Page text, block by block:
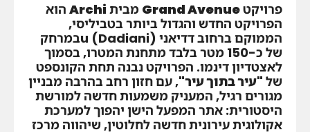
פרויקטGrand Avenue מבית Archi הוא
הפרויקט החדש והגדול ביותר בטביליסי,
הממוקם ברחוב דדיאני (Dadiani) uבמרחק
של כ-150 מטר בלבד מתחנת המטרו, בסמוך
לאצטדיון דינמו. הפרויקט נבנה תחת הקונספט
של "עיר בתוך עיר", עם חזון רחב בהרבה מבניין
מגורים רגיל, המעניק משמעות חדשה למורשת
היסטורית: אתר המפעל הישן יהפוך למערכת
אקולוגית עירונית חדשה לחלוטין, שיהווה מרכז